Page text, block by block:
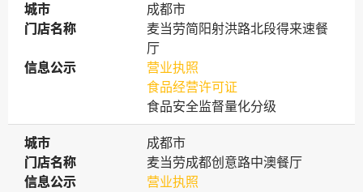
城市
城市
成都市
门店名称
门店名称
麦当劳简阳射洪路北段得来速餐
厅
信息公示
信息公示
营业执照
食品经营许可证
食品安全监督量化分级
城市
城市
成都市
门店名称
门店名称
麦当劳成都创意路中澳餐厅
信息公示
信息公示
营业执照